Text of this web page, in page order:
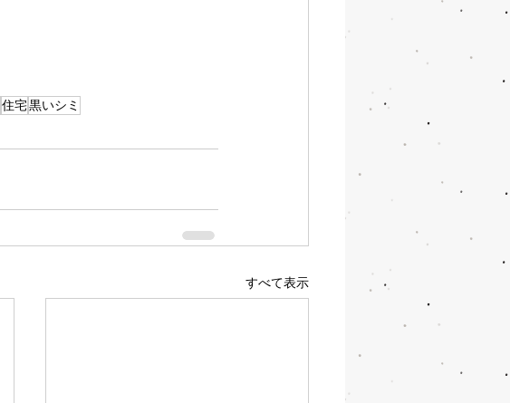
住宅黒いシミ
すべて表示